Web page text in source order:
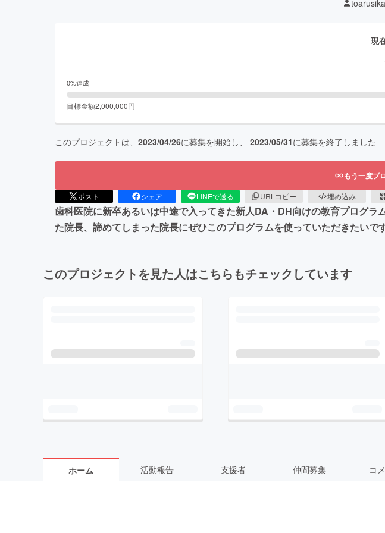
現
0%達成
目標金額2,000,000円
このプロジェクトは、 2023/04/26に募集を開始し、 2023/05/31に募集を終了しました
もう一度プ
ポスト シェア LINEで送る URLコピー 埋め込み
歯科医院に新卒あるいは中途で入ってきた新人DA・DH向けの教育プログ
た院長、諦めてしまった院長にぜひこのプログラムを使っていただきたい
このプロジェクトを見た人はこちらもチェックしています
ホーム 活動報告 支援者 仲間募集 コ